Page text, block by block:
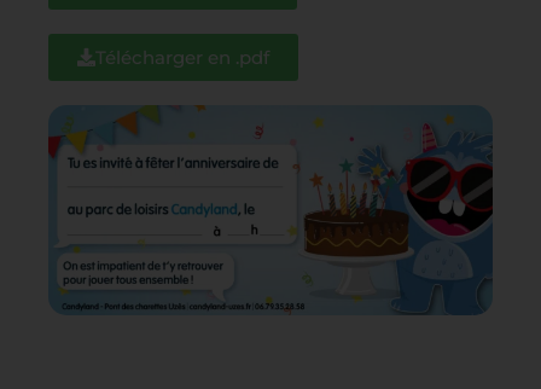
Télécharger en .pdf